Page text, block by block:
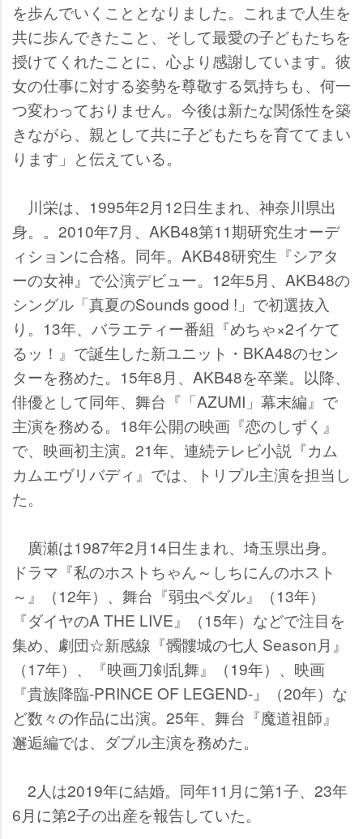
を歩んでいくこととなりました。これまで人生を
共に歩んできたこと、そして最愛の子どもたちを
授けてくれたことに、心より感謝しています。彼
女の仕事に対する姿勢を尊敬する気持ちも、何一
つ変わっておりません。今後は新たな関係性を築
きながら、親として共に子どもたちを育ててまい
ります」と伝えている。
川栄は、1995年2月12日生まれ、神奈川県出
身。。2010年7月、AKB48第11期研究生オーデ
ィションに合格。同年。AKB48研究生『シアタ
ーの女神』で公演デビュー。12年5月、AKB48の
シングル「真夏のSounds good !」で初選抜入
り。13年、バラエティー番組『めちゃ×2イケて
るッ！』で誕生した新ユニット・BKA48のセン
ターを務めた。15年8月、AKB48を卒業。以降、
俳優として同年、舞台『「AZUMI」幕末編』で
主演を務める。18年公開の映画『恋のしずく』
で、映画初主演。21年、連続テレビ小説『カム
カムエヴリバディ』では、トリプル主演を担当し
た。
廣瀬は1987年2月14日生まれ、埼玉県出身。
ドラマ『私のホストちゃん～しちにんのホスト
～』（12年）、舞台『弱虫ペダル』（13年）
『ダイヤのA THE LIVE』（15年）などで注目を
集め、劇団☆新感線『髑髏城の七人 Season月』
（17年）、『映画刀剣乱舞』（19年）、映画
『貴族降臨-PRINCE OF LEGEND-』（20年）な
ど数々の作品に出演。25年、舞台『魔道祖師』
邂逅編では、ダブル主演を務めた。
2人は2019年に結婚。同年11月に第1子、23年
6月に第2子の出産を報告していた。